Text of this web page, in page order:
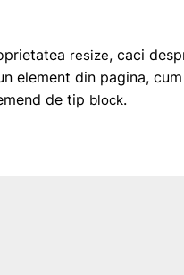
resize, caci
element din pagina,
de tip block.